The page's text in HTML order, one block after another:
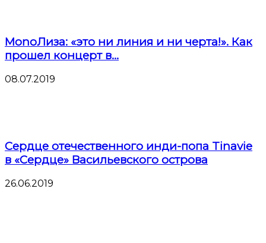
MonoЛиза: «это ни линия и ни черта!». Как
прошел концерт в...
08.07.2019
Сердце отечественного инди-попа Tinavie
в «Сердце» Васильевского острова
26.06.2019